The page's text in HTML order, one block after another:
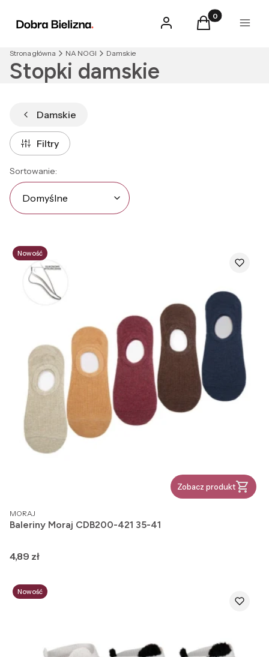
Zaloguj sięProdukty w
Koszyk Menu
Strona główna NA NOGI Damskie
Stopki damskie
Damskie
Filtry
Lista produktów
Sortowanie:
Domyślne
Nowość
Zobacz produkt
PRODUCENT
MORAJ
Baleriny Moraj CDB200-421 35-41
Cena
4,89 zł
Nowość